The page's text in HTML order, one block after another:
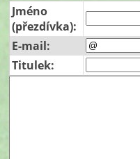
Jméno
(přezdívka):
E-mail:
Titulek: